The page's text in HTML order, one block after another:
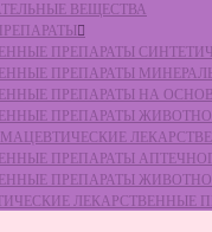
ВЕЩЕСТВА
ПРЕПАРАТЫ
ПРЕПАРАТЫ
ПРЕПАРАТЫ НА
ПРЕПАРАТЫ
ПРЕПАРАТЫ
ПРЕПАРАТЫ
ЛЕКАРСТВЕННЫЕ